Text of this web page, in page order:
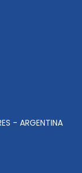
- ARGENTINA